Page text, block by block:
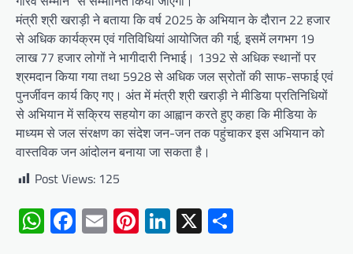
मंत्री श्री खराड़ी ने बताया कि वर्ष 2025 के अभियान के दौरान 22 हजार
से अधिक कार्यक्रम एवं गतिविधियां आयोजित की गई, इसमें लगभग 19
लाख 77 हजार लोगों ने भागीदारी निभाई। 1392 से अधिक स्थानों पर
श्रमदान किया गया तथा 5928 से अधिक जल स्रोतों की साफ-सफाई एवं
पुनर्जीवन कार्य किए गए। अंत में मंत्री श्री खराड़ी ने मीडिया प्रतिनिधियों
से अभियान में सक्रिय सहयोग का आह्वान करते हुए कहा कि मीडिया के
माध्यम से जल संरक्षण का संदेश जन-जन तक पहुंचाकर इस अभियान को
वास्तविक जन आंदोलन बनाया जा सकता है।
Post Views: 125
WhatsApp
Facebook
EmailPinterest
LinkedIn
X